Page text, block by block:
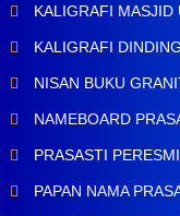
KALIGRAFI MASJID
KALIGRAFI
NISAN BUKU
NAMEBOARD
PRASASTI
PAPAN NAMA